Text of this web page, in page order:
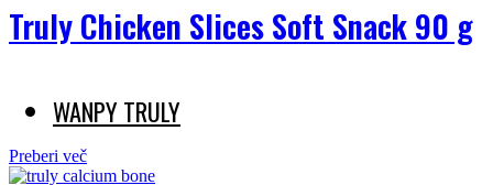
Truly Chicken Slices Soft Snack 90 g
WANPY TRULY
Preberi več